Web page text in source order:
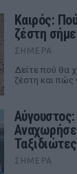
Καιρός:
ζέστη
ΣΉΜΕΡΑ
Δείτε πού θα
ζέστη και πώς
ΣΉΜΕΡΑ